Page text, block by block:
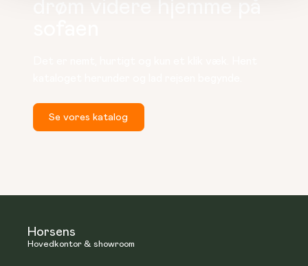
Se vores katalog
Horsens
Hovedkontor & showroom